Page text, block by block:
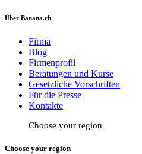
Über Banana.ch
Firma
Blog
Firmenprofil
Beratungen und Kurse
Gesetzliche Vorschriften
Für die Presse
Kontakte
Choose your region
Choose your region